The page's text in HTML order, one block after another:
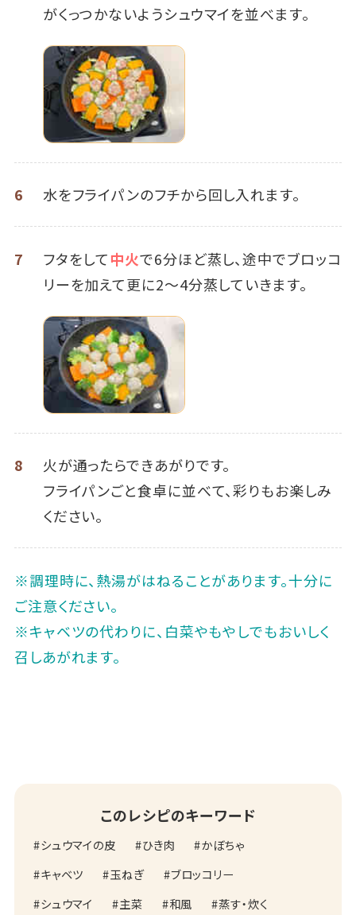
がくっつかないようシュウマイを並べます。
6 水をフライパンのフチから回し入れます。
7 フタをして中火で6分ほど蒸し、途中でブロッコ
リーを加えて更に2～4分蒸していきます。
8
火が通ったらできあがりです。
フライパンごと食卓に並べて、彩りもお楽しみ
ください。
※調理時に、熱湯がはねることがあります。十分に
ご注意ください。
※キャベツの代わりに、白菜やもやしでもおいしく
召しあがれます。
このレシピのキーワード
シュウマイの皮 ひき肉
かぼちゃ
キャベツ
玉ねぎ
ブロッコリー
シュウマイ
主菜 和風
蒸す・炊く